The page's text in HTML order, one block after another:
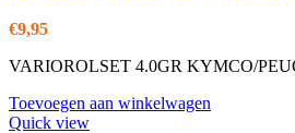
€9,95
VARIOROLSET 4.0GR KYMCO/
Toevoegen aan winkelwagen
Quick view